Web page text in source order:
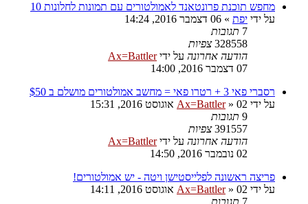
מחפש תוכנת פרונטאנד לאמולטורים עם תמונות לחלונות 10
על ידי יפת » 06 דצמבר 2016, 14:24
7 תגובות
328558 צפיות
הודעה אחרונה על ידיAx=Battler
07 דצמבר 2016, 14:00
רסברי פאי 3 + רטרו פאי = מחשב אמולטורים מושלם ב $50
על ידי
Ax=Battler» 02 אוגוסט 2016, 15:31
9 תגובות
391557 צפיות
הודעה אחרונה על ידיAx=Battler
02 נובמבר 2016, 14:50
פריצה ראשונה לפלייסטישן ויטה - יש אמולטורים!
על ידי
Ax=Battler» 02 אוגוסט 2016, 14:11